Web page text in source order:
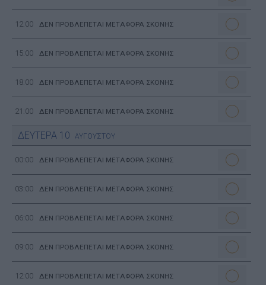
12:00 ΔΕΝ ΠΡΟΒΛΕΠΕΤΑΙ ΜΕΤΑΦΟΡΑ ΣΚΟΝΗΣ
15:00 ΔΕΝ ΠΡΟΒΛΕΠΕΤΑΙ ΜΕΤΑΦΟΡΑ ΣΚΟΝΗΣ
18:00 ΔΕΝ ΠΡΟΒΛΕΠΕΤΑΙ ΜΕΤΑΦΟΡΑ ΣΚΟΝΗΣ
21:00 ΔΕΝ ΠΡΟΒΛΕΠΕΤΑΙ ΜΕΤΑΦΟΡΑ ΣΚΟΝΗΣ
ΔΕΥΤΕΡΑ 10 ΑΥΓΟΥΣΤΟΥ
00:00 ΔΕΝ ΠΡΟΒΛΕΠΕΤΑΙ ΜΕΤΑΦΟΡΑ ΣΚΟΝΗΣ
03:00 ΔΕΝ ΠΡΟΒΛΕΠΕΤΑΙ ΜΕΤΑΦΟΡΑ ΣΚΟΝΗΣ
06:00 ΔΕΝ ΠΡΟΒΛΕΠΕΤΑΙ ΜΕΤΑΦΟΡΑ ΣΚΟΝΗΣ
09:00 ΔΕΝ ΠΡΟΒΛΕΠΕΤΑΙ ΜΕΤΑΦΟΡΑ ΣΚΟΝΗΣ
12:00 ΔΕΝ ΠΡΟΒΛΕΠΕΤΑΙ ΜΕΤΑΦΟΡΑ ΣΚΟΝΗΣ